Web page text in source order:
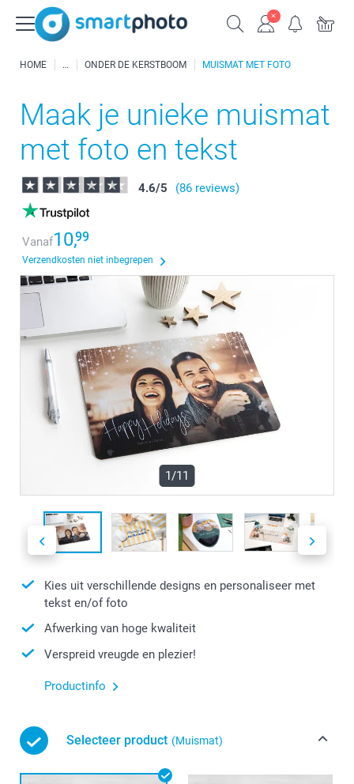
HOME ONDER DE KERSTBOOM MUISMAT MET FOTO
Maak je unieke muismat
met foto en tekst
4.6/5 (86 reviews)
Vanaf10,99
Verzendkosten niet inbegrepen
1/11
Kies uit verschillende designs en personaliseer met
tekst en/of foto
Afwerking van hoge kwaliteit
Verspreid vreugde en plezier!
Productinfo
Selecteer product (Muismat)